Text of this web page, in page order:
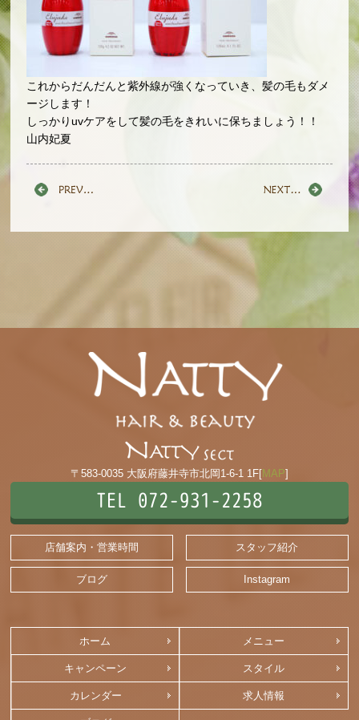
これからだんだんと紫外線が強くなっていき、髪の毛もダメ
ージします！
しっかりuvケアをして髪の毛をきれいに保ちましょう！！
山内妃夏
〒583-0035 大阪府藤井寺市北岡1-6-1 1F[MAP]
TEL 072-931-2258
店舗案内・営業時間 スタッフ紹介
ブログ Instagram
ホーム メニュー
キャンペーン スタイル
カレンダー 求人情報